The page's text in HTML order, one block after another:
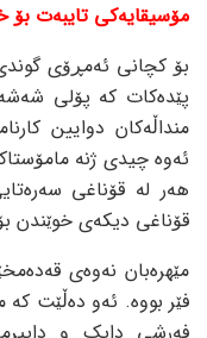
مۆسیقایەکی تایبەت بۆ
بۆ کچانی ئەمڕۆی
پێدەکات کە پۆلی
منداڵەکان دوایین
ئەوە چیدی ژنە
هەر لە قۆناغی
قۆناغی دیکەی خوێندن
مێهرەبان نەوەی
فێر بووە. ئەو دەڵێت